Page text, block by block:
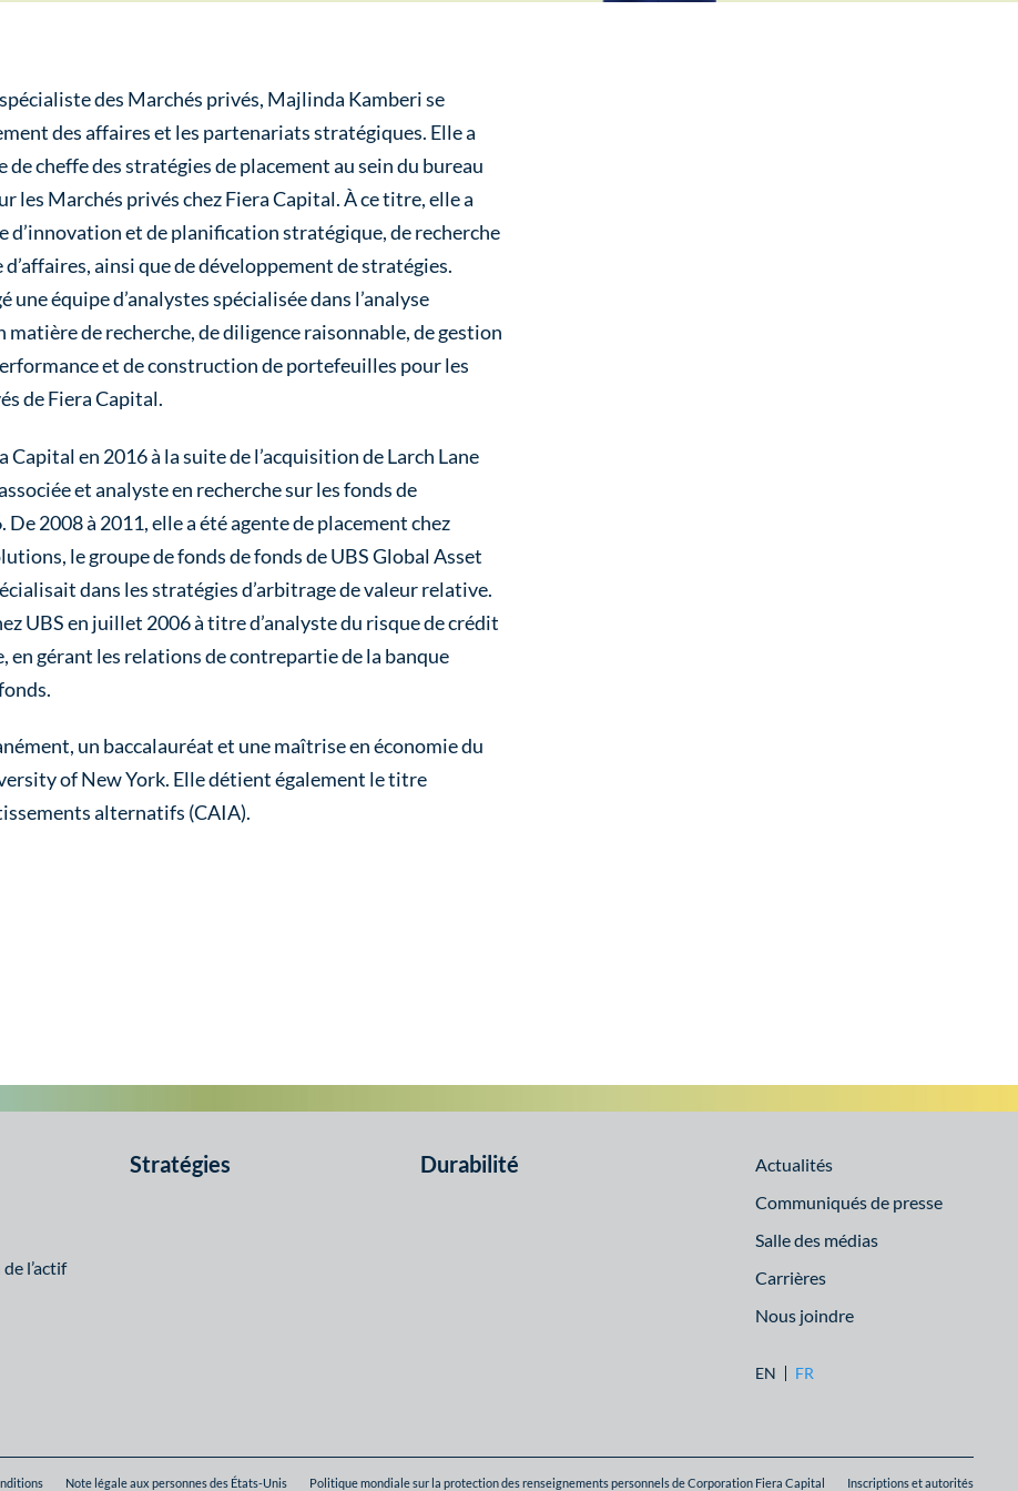
des Marchés privés, Majlinda Kamberi se
des affaires et les partenariats stratégiques. Elle a
cheffe des stratégies de placement au sein du bureau
les Marchés privés chez Fiera Capital. À ce titre, elle a
d’innovation et de planification stratégique, de recherche
ainsi que de développement de stratégies.
équipe d’analystes spécialisée dans l’analyse
de recherche, de diligence raisonnable, de gestion
et de construction de portefeuilles pour les
de Fiera Capital.
Capital en 2016 à la suite de l’acquisition de Larch Lane
et analyste en recherche sur les fonds de
2008 à 2011, elle a été agente de placement chez
le groupe de fonds de fonds de UBS Global Asset
dans les stratégies d’arbitrage de valeur relative.
UBS en juillet 2006 à titre d’analyste du risque de crédit
en gérant les relations de contrepartie de la banque
un baccalauréat et une maîtrise en économie du
of New York. Elle détient également le titre
alternatifs (CAIA).
l’actif
Stratégies Durabilité
Actualités
Communiqués de presse
Salle des médias
Carrières
Nous joindre
EN FR
Note légale aux personnes des États-Unis Politique mondiale sur la protection des renseignements personnels de Corporation Fiera Capital Inscriptions et autorités